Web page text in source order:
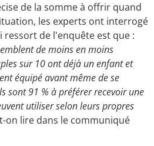
de la somme à offrir quand
les experts ont interrogé
ressort de l'enquête est que :
de moins en moins
sur 10 ont déjà un enfant et
équipé avant même de se
sont 91 % à préférer recevoir une
utiliser selon leurs propres
on lire dans le communiqué